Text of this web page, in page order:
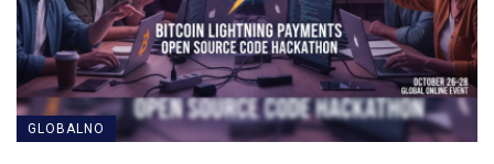
GLOBALNO